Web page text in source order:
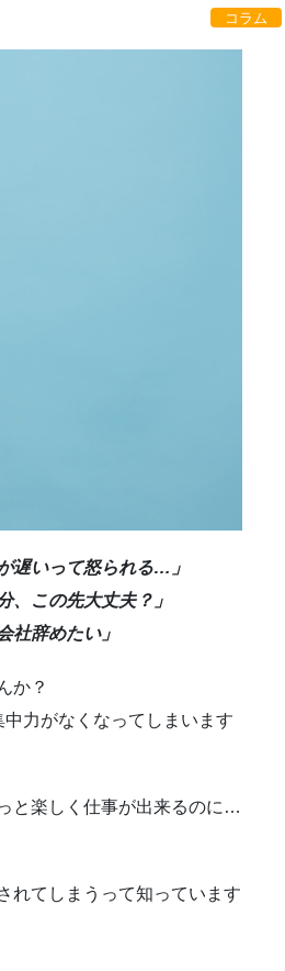
コラム
遅いって怒られる…」
、この先大丈夫？」
社辞めたい」
か？
力がなくなってしまいます
と楽しく仕事が出来るのに…
れてしまうって知っています